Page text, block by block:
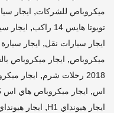
ميكروباص للشركات, ايجار
تويوتا هايس 14 راكب
, ايجار
ايجار سيارات نقل, ايجار
ميكروباص, ايجار ميكروباص
2018 رحلات شرم
, ايجار
اس, ايجار ميكروباص هاي اس 15 راكب
ايجار هيونداي H1 , ايجار